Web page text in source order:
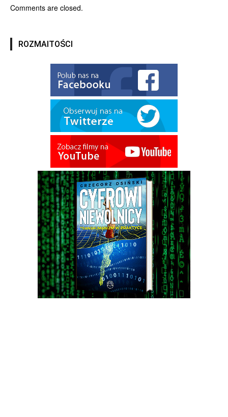
Comments are closed.
ROZMAITOŚCI